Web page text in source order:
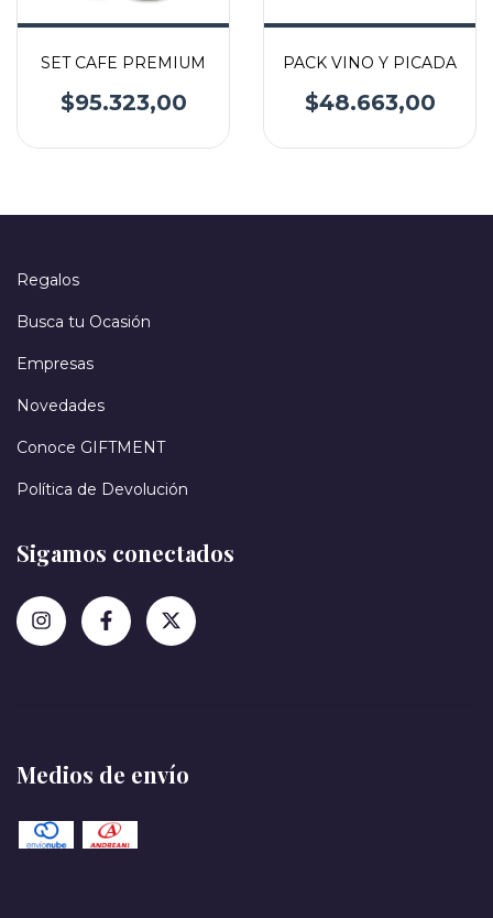
SET CAFE PREMIUM
$95.323,00
PACK VINO Y PICADA
$48.663,00
Regalos
Busca tu Ocasión
Empresas
Novedades
Conoce GIFTMENT
Política de Devolución
Sigamos conectados
Medios de envío